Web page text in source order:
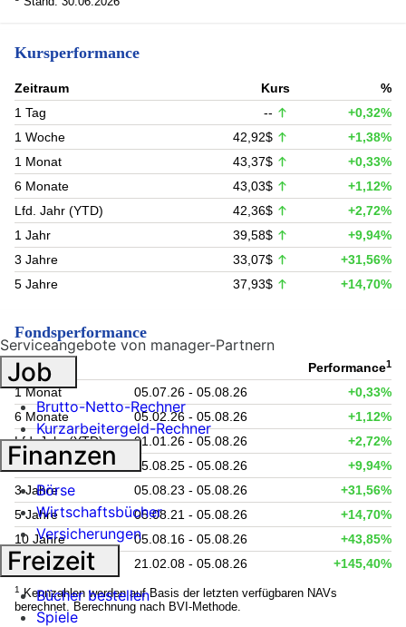
Kursperformance
Zeitraum Kurs
%
1 Tag
--
+0,32%
1 Woche
42,92$
+1,38%
1 Monat
43,37$
+0,33%
6 Monate
43,03$
+1,12%
Lfd. Jahr (YTD)
42,36$
+2,72%
1 Jahr
39,58$
+9,94%
3 Jahre
33,07$
+31,56%
5 Jahre
37,93$ +14,70%
Fondsperformance
Zeitraum Performance1
1 Monat 05.07.26 - 05.08.26
+0,33%
6 Monate
05.02.26 - 05.08.26
+1,12%
Lfd. Jahr (YTD)
01.01.26 - 05.08.26
+2,72%
1 Jahr
05.08.25 - 05.08.26
+9,94%
3 Jahre
05.08.23 - 05.08.26
+31,56%
5 Jahre
05.08.21 - 05.08.26
+14,70%
10 Jahre
05.08.16 - 05.08.26
+43,85%
seit Auflage
21.02.08 - 05.08.26 +145,40%
1 Kennzahlen werden auf Basis der letzten verfügbaren NAVs
berechnet. Berechnung nach BVI-Methode.
Serviceangebote von manager-Partnern
Job
Brutto-Netto-Rechner
Kurzarbeitergeld-Rechner
Finanzen
Börse
Wirtschaftsbücher
Versicherungen
Freizeit
Bücher bestellen
Spiele